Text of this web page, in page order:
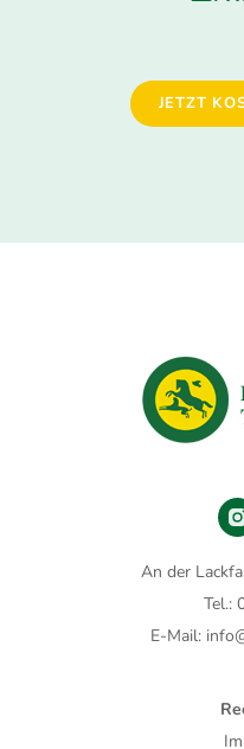
JETZT
An der
Tel.:
E-Mail: